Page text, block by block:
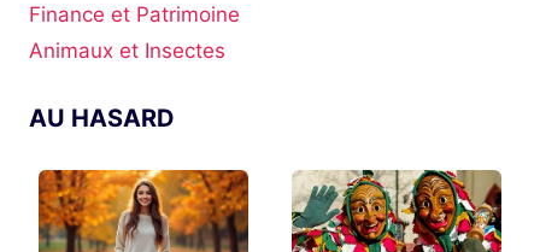
Finance et Patrimoine
Animaux et Insectes
AU HASARD